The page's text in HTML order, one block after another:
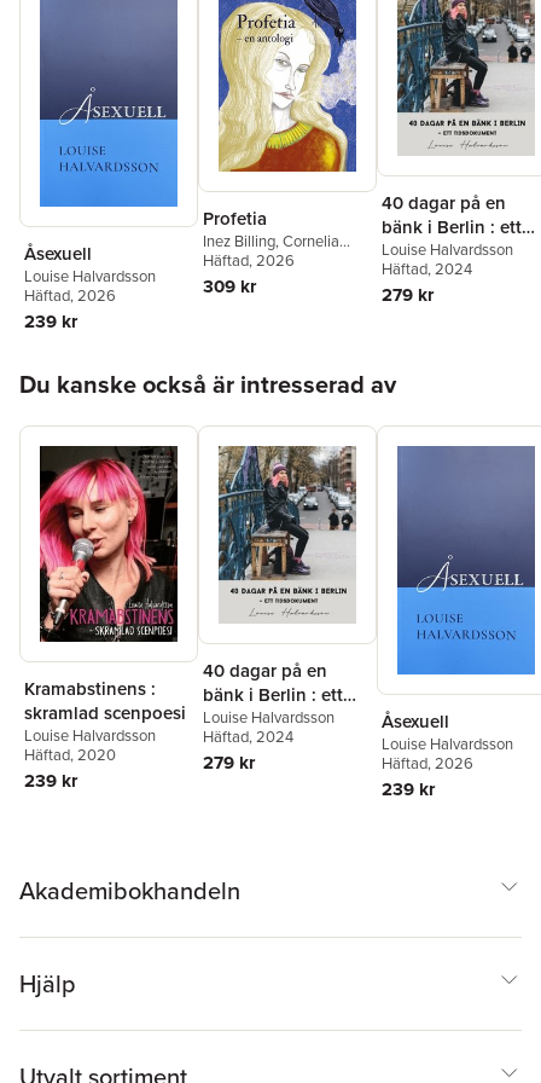
Åsexuell
Louise Halvardsson
Häftad, 2026
239 kr
Profetia
Inez Billing, Cornelia
Dymling Almén
Eytzinger
Halvardsson
Martinsson
Monola,Anna Myrne,
Osvald Sahlin,Dag
Persson,Nils Ramhøj,
Tuva Richert,Angelica
Schachner,Henrik
Schedin,Arvida Svenske
Häftad, 2026
309 kr
40 dagar på en
bänk i Berlin : ett
tidsdokument
Louise Halvardsson
Häftad, 2024
279 kr
Du kanske också är intresserad av
Kramabstinens :
skramlad scenpoesi
Louise Halvardsson
Häftad, 2020
239 kr
40 dagar på en
bänk i Berlin : ett
tidsdokument
Louise Halvardsson
Häftad, 2024
279 kr
Åsexuell
Louise Halvardsson
Häftad, 2026
239 kr
Akademibokhandeln
Hjälp